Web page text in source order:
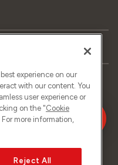
de données
experience on our
with our content. You
user experience or
on the "Cookie
more information,
Reject All